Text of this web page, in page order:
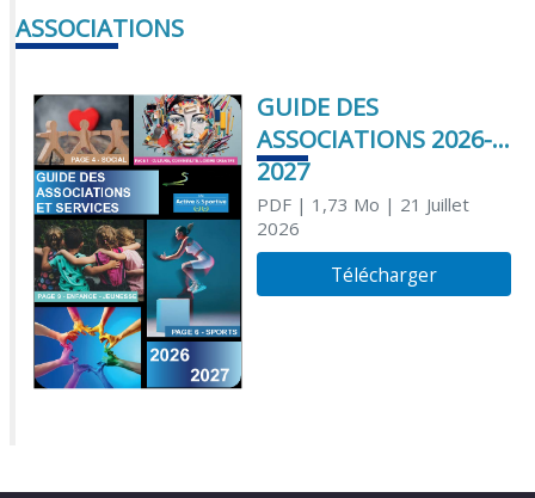
ASSOCIATIONS
GUIDE DES
ASSOCIATIONS 2026-
2027
PDF| 1,73 Mo | 21 Juillet
2026
Télécharger